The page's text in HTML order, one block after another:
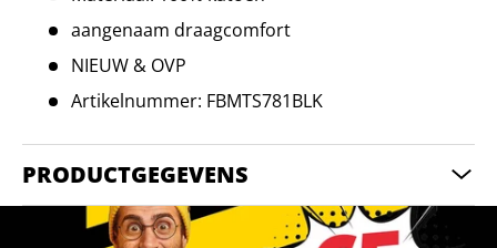
aangenaam draagcomfort
NIEUW & OVP
Artikelnummer: FBMTS781BLK
PRODUCTGEGEVENS